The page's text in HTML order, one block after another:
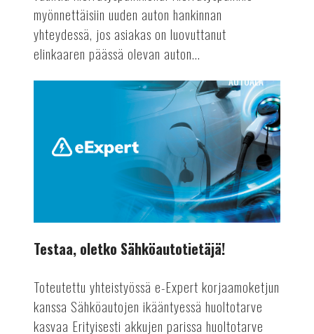
myönnettäisiin uuden auton hankinnan
yhteydessä, jos asiakas on luovuttanut
elinkaaren päässä olevan auton...
AUTOALA
Testaa, oletko Sähköautotietäjä!
Toteutettu yhteistyössä e-Expert korjaamoketjun
kanssa Sähköautojen ikääntyessä huoltotarve
kasvaa Erityisesti akkujen parissa huoltotarve